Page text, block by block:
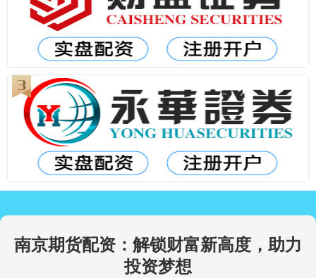
南京期货配资：解锁财富新高度，助力
投资梦想